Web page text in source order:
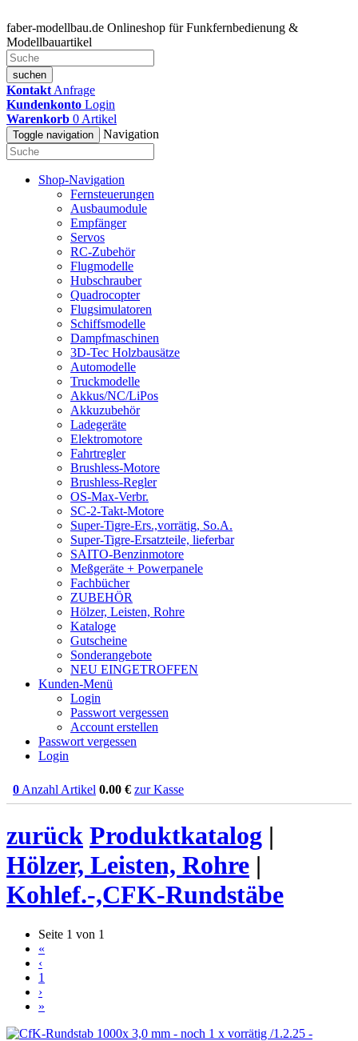
faber-modellbau.de Onlineshop für Funkfernbedienung &
Modellbauartikel
suchen
Kontakt Anfrage
Kundenkonto Login
Warenkorb 0 Artikel
Toggle navigation Navigation
Shop-Navigation
Fernsteuerungen
Ausbaumodule
Empfänger
Servos
RC-Zubehör
Flugmodelle
Hubschrauber
Quadrocopter
Flugsimulatoren
Schiffsmodelle
Dampfmaschinen
3D-Tec Holzbausätze
Automodelle
Truckmodelle
Akkus/NC/LiPos
Akkuzubehör
Ladegeräte
Elektromotore
Fahrtregler
Brushless-Motore
Brushless-Regler
OS-Max-Verbr.
SC-2-Takt-Motore
Super-Tigre-Ers.,vorrätig, So.A.
Super-Tigre-Ersatzteile, lieferbar
SAITO-Benzinmotore
Meßgeräte + Powerpanele
Fachbücher
ZUBEHÖR
Hölzer, Leisten, Rohre
Kataloge
Gutscheine
Sonderangebote
NEU EINGETROFFEN
Kunden-Menü
Login
Passwort vergessen
Account erstellen
Passwort vergessen
Login
0 Anzahl Artikel 0.00 € zur Kasse
zurück Produktkatalog |
Hölzer, Leisten, Rohre |
Kohlef.-,CFK-Rundstäbe
Seite 1 von 1
«
‹
1
›
»